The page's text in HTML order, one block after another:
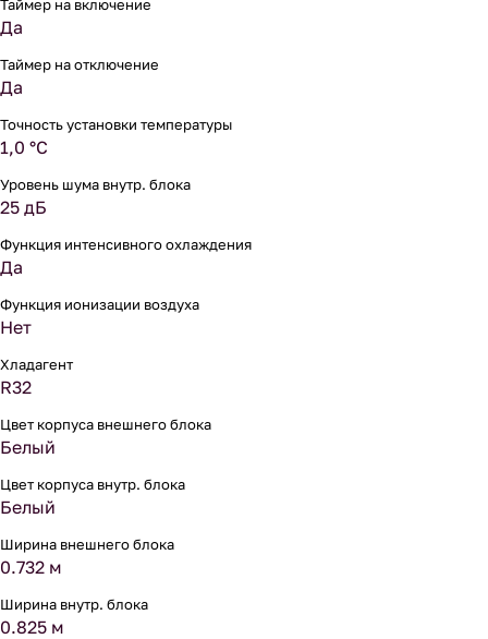
Таймер на включение
Да
Таймер на отключение
Да
Точность установки температуры
1,0 °С
Уровень шума внутр. блока
25 дБ
Функция интенсивного охлаждения
Да
Функция ионизации воздуха
Нет
Хладагент
R32
Цвет корпуса внешнего блока
Белый
Цвет корпуса внутр. блока
Белый
Ширина внешнего блока
0.732 м
Ширина внутр. блока
0.825 м